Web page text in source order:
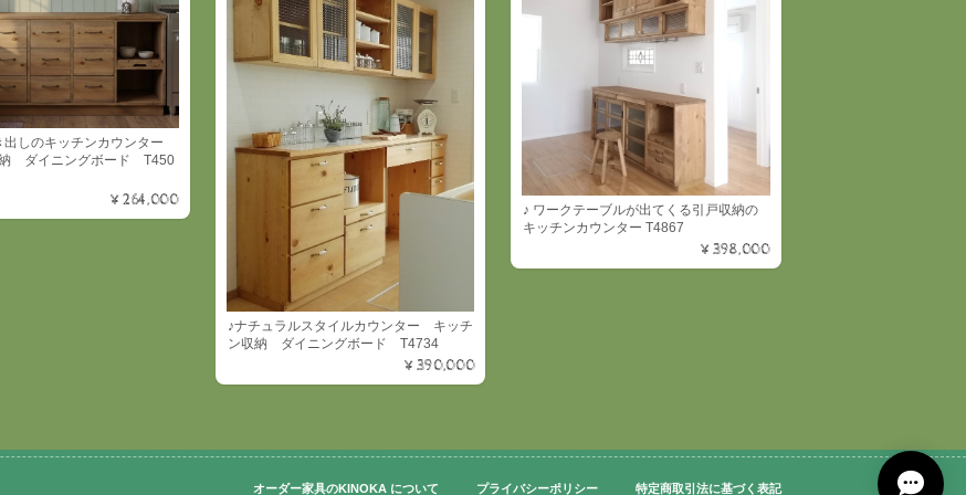
出しのキッチンカウンター
納 ダイニングボード T450
¥264,000
♪ナチュラルスタイルカウンター キッチ
ン収納 ダイニングボード T4734
¥390,000
♪ ワークテーブルが出てくる引戸収納の
キッチンカウンター T4867
¥398,000
オーダー家具のKINOKA について プライバシーポリシー 特定商取引法に基づく表記